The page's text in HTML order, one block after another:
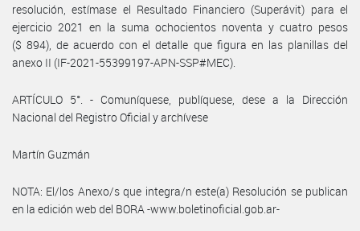
resolución, estímase el Resultado Financiero (Superávit) para el
ejercicio 2021 en la suma ochocientos noventa y cuatro pesos
($ 894), de acuerdo con el detalle que figura en las planillas del
anexo II (IF-2021-55399197-APN-SSP#MEC).
ARTÍCULO 5°. - Comuníquese, publíquese, dese a la Dirección
Nacional del Registro Oficial y archívese
Martín Guzmán
NOTA: El/los Anexo/s que integra/n este(a) Resolución se publican
en la edición web del BORA -www.boletinoficial.gob.ar-